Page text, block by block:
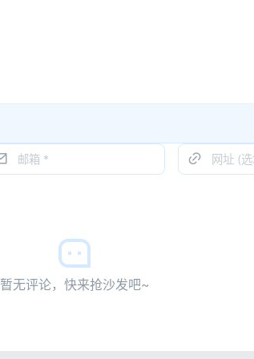
暂无评论，快来抢沙发吧~